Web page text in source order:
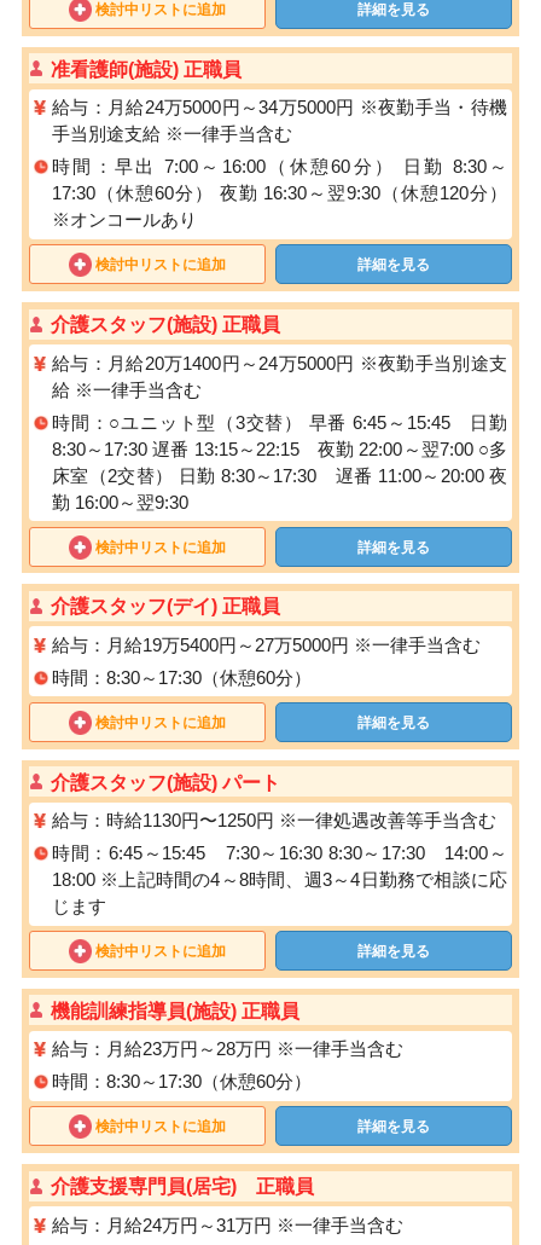
検討中リストに追加 詳細を見る
准看護師(施設) 正職員
給与：月給24万5000円～34万5000円 ※夜勤手当・待機
手当別途支給 ※一律手当含む
時間：早出 7:00～16:00（休憩60分） 日勤 8:30～
17:30（休憩60分） 夜勤 16:30～翌9:30（休憩120分）
※オンコールあり
検討中リストに追加 詳細を見る
介護スタッフ(施設) 正職員
給与：月給20万1400円～24万5000円 ※夜勤手当別途支
給 ※一律手当含む
時間：○ユニット型（3交替） 早番 6:45～15:45 日勤
8:30～17:30 遅番 13:15～22:15 夜勤 22:00～翌7:00 ○多
床室（2交替） 日勤 8:30～17:30 遅番 11:00～20:00 夜
勤 16:00～翌9:30
検討中リストに追加 詳細を見る
介護スタッフ(デイ) 正職員
給与：月給19万5400円～27万5000円 ※一律手当含む
時間：8:30～17:30（休憩60分）
検討中リストに追加 詳細を見る
介護スタッフ(施設) パート
給与：時給1130円〜1250円 ※⼀律処遇改善等⼿当含む
時間：6:45～15:45 7:30～16:30 8:30～17:30 14:00～
18:00 ※上記時間の4～8時間、週3～4日勤務で相談に応
じます
検討中リストに追加 詳細を見る
機能訓練指導員(施設) 正職員
給与：月給23万円～28万円 ※一律手当含む
時間：8:30～17:30（休憩60分）
検討中リストに追加 詳細を見る
介護支援専門員(居宅) 正職員
給与：月給24万円～31万円 ※一律手当含む